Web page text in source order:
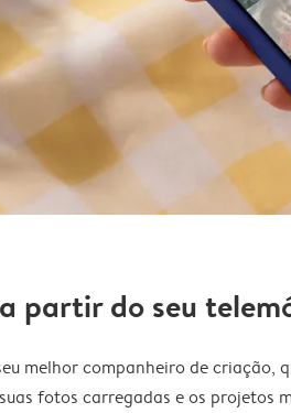
partir do seu
melhor companheiro de criação,
fotos carregadas e os projetos